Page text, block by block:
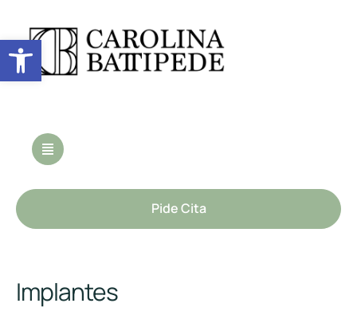
Abrir barra de herramientas
Pide Cita
Implantes